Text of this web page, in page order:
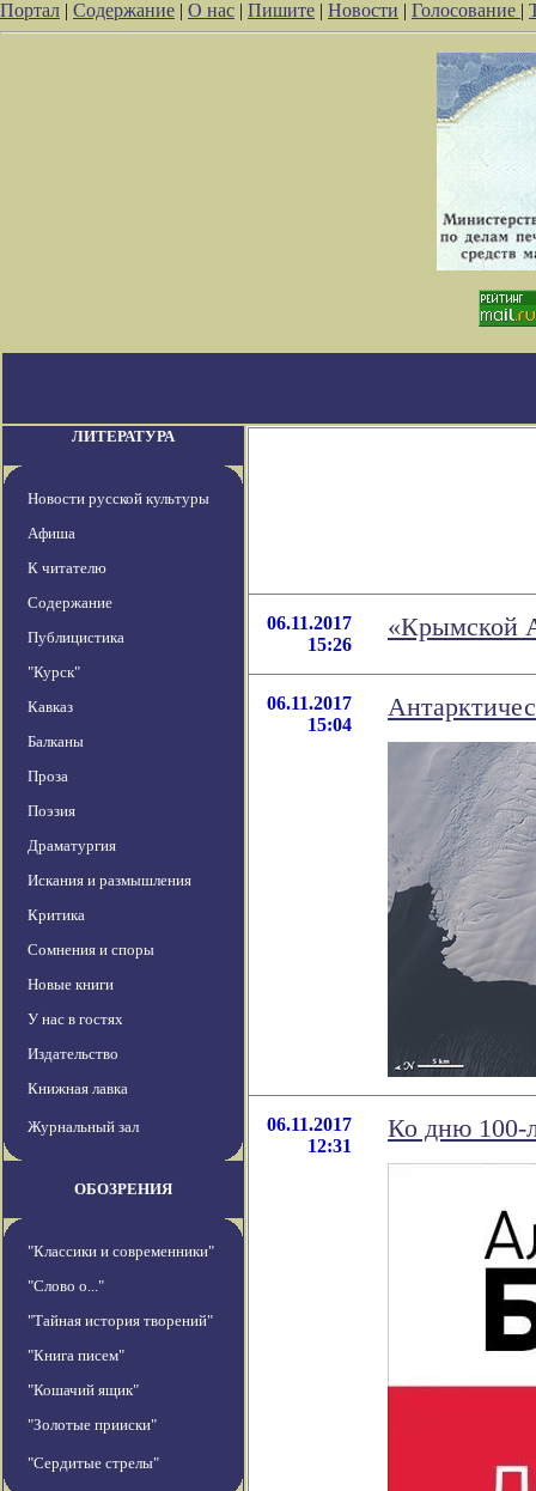
Портал | Содержание | О нас | Пишите | Новости | Голосование |
ЛИТЕРАТУРА
Новости русской культуры
Афиша
К читателю
Содержание
Публицистика
"Курск"
Кавказ
Балканы
Проза
Поэзия
Драматургия
Искания и размышления
Критика
Сомнения и споры
Новые книги
У нас в гостях
Издательство
Книжная лавка
Журнальный зал
ОБОЗРЕНИЯ
"Классики и современники"
"Слово о..."
"Тайная история творений"
"Книга писем"
"Кошачий ящик"
"Золотые прииски"
"Сердитые стрелы"
06.11.2017
15:26
«Крымской
06.11.2017
15:04
06.11.2017
12:31
Ко дню 100-